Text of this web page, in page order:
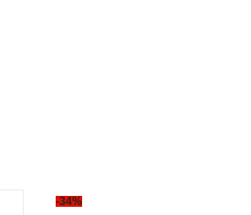
-34%